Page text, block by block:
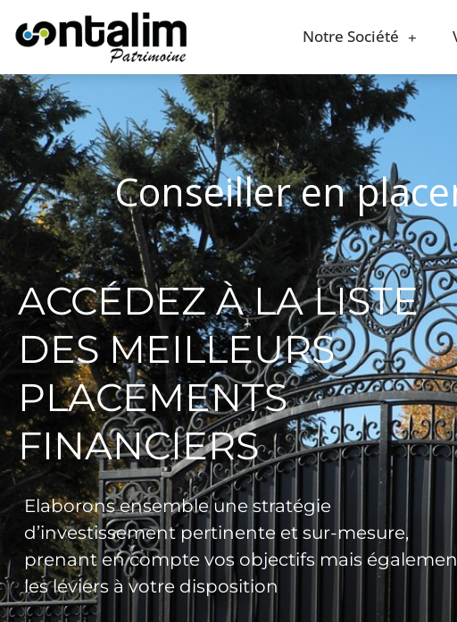
Notre Société
Conseiller en
ACCÉDEZ À LA LISTE
DES MEILLEURS
PLACEMENTS
FINANCIERS
Elaborons ensemble une stratégie
d’investissement pertinente et sur-mesure,
prenant en compte vos objectifs mais
les leviers à votre disposition